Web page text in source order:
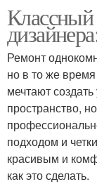
Ремонт
но в то же
мечтают
пространство,
подходом и
красивым и
как это сделать.